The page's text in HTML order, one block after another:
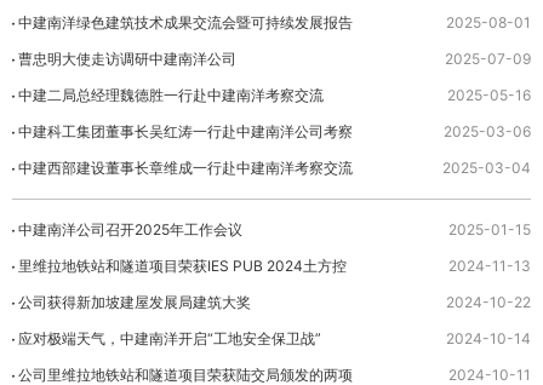
中建南洋绿色建筑技术成果交流会暨可持续发展报告
发布活动圆满举行
2025-08-01
曹忠明大使走访调研中建南洋公司
2025-07-09
中建二局总经理魏德胜一行赴中建南洋考察交流
2025-05-16
中建科工集团董事长吴红涛一行赴中建南洋公司考察
交流并签署战略合作协议
2025-03-06
中建西部建设董事长章维成一行赴中建南洋考察交流
2025-03-04
中建南洋公司召开2025年工作会议
2025-01-15
里维拉地铁站和隧道项目荣获IES PUB 2024土方控
制措施项目大奖
2024-11-13
公司获得新加坡建屋发展局建筑大奖
2024-10-22
应对极端天气，中建南洋开启“工地安全保卫战”
2024-10-14
公司里维拉地铁站和隧道项目荣获陆交局颁发的两项
2024-10-11